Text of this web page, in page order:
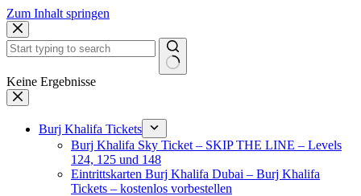
Zum Inhalt springen
Keine Ergebnisse
Burj Khalifa Tickets
Burj Khalifa Sky Ticket – SKIP THE LINE – Levels
124, 125 und 148
Eintrittskarten Burj Khalifa Dubai – Burj Khalifa
Tickets – kostenlos vorbestellen